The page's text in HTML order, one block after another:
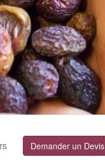
Demander un Devis